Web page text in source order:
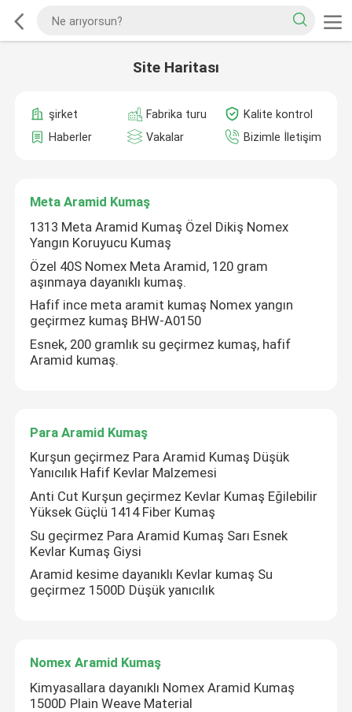
Site Haritası
şirket Fabrika turu
Kalite kontrol
Haberler
Vakalar Bizimle İletişim
Meta Aramid Kumaş
1313 Meta Aramid Kumaş Özel Dikiş Nomex
Yangın Koruyucu Kumaş
Özel 40S Nomex Meta Aramid, 120 gram
aşınmaya dayanıklı kumaş.
Hafif ince meta aramit kumaş Nomex yangın
geçirmez kumaş BHW-A0150
Esnek, 200 gramlık su geçirmez kumaş, hafif
Aramid kumaş.
Para Aramid Kumaş
Kurşun geçirmez Para Aramid Kumaş Düşük
Yanıcılık Hafif Kevlar Malzemesi
Anti Cut Kurşun geçirmez Kevlar Kumaş Eğilebilir
Yüksek Güçlü 1414 Fiber Kumaş
Su geçirmez Para Aramid Kumaş Sarı Esnek
Kevlar Kumaş Giysi
Aramid kesime dayanıklı Kevlar kumaş Su
geçirmez 1500D Düşük yanıcılık
Nomex Aramid Kumaş
Kimyasallara dayanıklı Nomex Aramid Kumaş
1500D Plain Weave Material